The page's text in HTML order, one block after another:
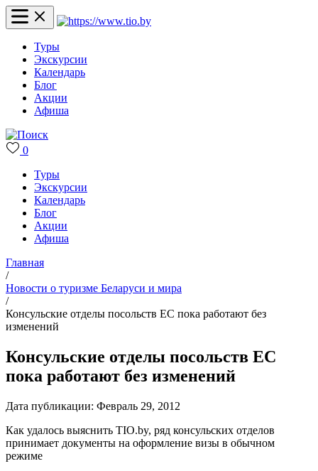
Туры
Экскурсии
Календарь
Блог
Акции
Афиша
0
Туры
Экскурсии
Календарь
Блог
Акции
Афиша
Главная
/
Новости о туризме Беларуси и мира
/
Консульские отделы посольств ЕС пока работают без
изменений
Консульские отделы посольств ЕС
пока работают без изменений
Дата публикации: Февраль 29, 2012
Как удалось выяснить TIO.by, ряд консульских отделов
принимает документы на оформление визы в обычном
режиме